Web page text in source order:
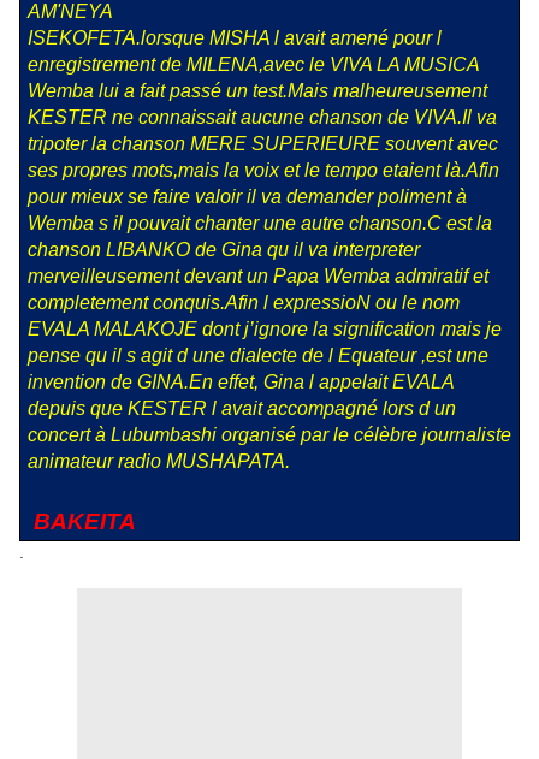
AM'NEYA
ISEKOFETA.lorsque MISHA l avait amené pour l
enregistrement de MILENA,avec le VIVA LA MUSICA
Wemba lui a fait passé un test.Mais malheureusement
KESTER ne connaissait aucune chanson de VIVA.Il va
tripoter la chanson MERE SUPERIEURE souvent avec
ses propres mots,mais la voix et le tempo etaient là.Afin
pour mieux se faire valoir il va demander poliment à
Wemba s il pouvait chanter une autre chanson.C est la
chanson LIBANKO de Gina qu il va interpreter
merveilleusement devant un Papa Wemba admiratif et
completement conquis.Afin l expressioN ou le nom
EVALA MALAKOJE dont j’ignore la signification mais je
pense qu il s agit d une dialecte de l Equateur ,est une
invention de GINA.En effet, Gina l appelait EVALA
depuis que KESTER l avait accompagné lors d un
concert à Lubumbashi organisé par le célèbre journaliste
animateur radio MUSHAPATA.
BAKEITA